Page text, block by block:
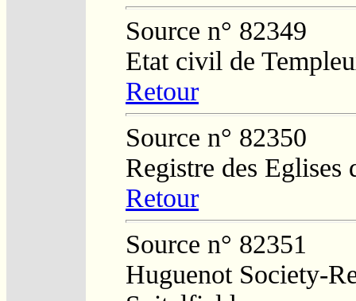
Source n° 82349
Etat civil de
Retour
Source n° 82350
Registre des Eglises
Retour
Source n° 82351
Huguenot Society-